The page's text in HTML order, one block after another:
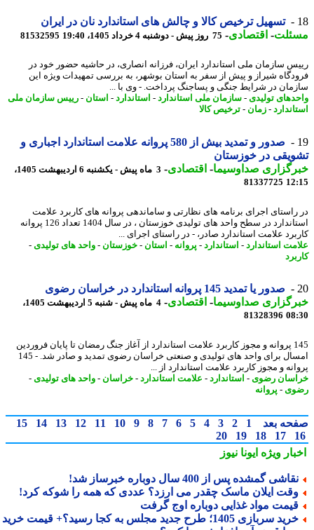
تسهیل ترخیص کالا و چالش های استاندارد نان در ایران
-اقتصادی-75 روز پیش - دوشنبه 4 خرداد 1405، 19:40 81532595
سازمان ملی استاندارد ایران، فرزانه انصاری، در حاشیه حضور خود در
شیراز و پیش از سفر به استان بوشهر، به بررسی تمهیدات ویژه این
در شرایط جنگی و پساجنگ پرداخت. - وی با ...
تولیدی-سازمان ملی استاندارد- استاندارد- استان-رییس سازمان ملی
- زمان -ترخیص کالا
صدور و تمدید بیش از 580 پروانه علامت استاندارد اجباری و
در خوزستان
صداوسیما-اقتصادی-
3 ماه پیش - یکشنبه 6 اردیبهشت 1405،
81337725
اجرای برنامه های نظارتی و ساماندهی پروانه های کاربرد علامت
استاندارد در سطح واحد های تولیدی خوزستان ، در سال 1404 تعداد 126 پروانه
علامت استاندارد صادر، - در راستای اجرای ...
استاندارد- استاندارد- پروانه - استان-خوزستان-واحد های تولیدی-
صدور یا تمدید 145 پروانه استاندارد در خراسان رضوی
صداوسیما-اقتصادی-
4 ماه پیش - شنبه 5 اردیبهشت 1405،
81328396
145 پروانه و مجوز کاربرد علامت استاندارد از آغاز جنگ رمضان تا پایان فروردین
امسال برای واحد های تولیدی و صنعتی خراسان رضوی تمدید و صادر شد. - 145
و مجوز کاربرد علامت استاندارد از ...
رضوی-استاندارد- علامت استاندارد- خراسان-واحد های تولیدی-
-پروانه
بعد 1
2
3
4
5
6
7
8
9
10
11
12
13
14
15
17
18
19
20
ویژهایونا نیوز
گمشده پس از 400 سال دوباره خبرساز شد!
ایلان ماسک چقدر می ارزد؟ عددی که همه را شوکه کرد!
مواد غذایی دوباره اوج گرفت
سربازی 1405؛ طرح جدید مجلس به کجا رسید؟+ قیمت خرید